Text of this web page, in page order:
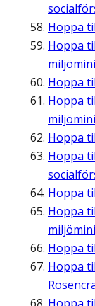
Hoppa
Hoppa
Hoppa
Hoppa
Hoppa
Hoppa
Hoppa
Hoppa
Hoppa
Hoppa